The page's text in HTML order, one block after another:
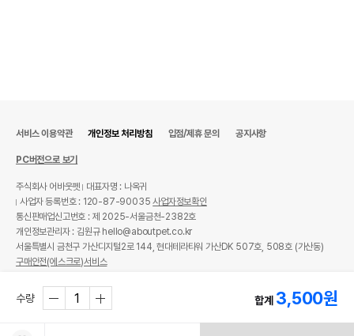
수량 합계 3,500원
서비스 이용약관 개인정보 처리방침 입점/제휴 문의 공지사항
PC버전으로 보기
주식회사 어바웃펫
대표자명 : 나옥귀
사업자 등록번호 : 120-87-90035사업자정보확인
통신판매업신고번호 : 제 2025-서울금천-2382호
개인정보관리자 : 김원규 hello@aboutpet.co.kr
서울특별시 금천구 가산디지털2로 144, 현대테라타워 가산DK 507호, 508호 (가산동)
구매안전(에스크로)서비스